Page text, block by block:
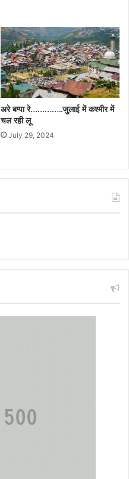
अरे बप्पा रे…………..जुलाई में कश्मीर में
चल रही लू
July 29, 2024